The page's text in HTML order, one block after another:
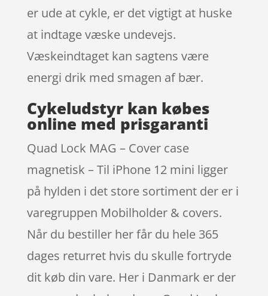
er ude at cykle, er det vigtigt at huske
at indtage væske undevejs.
Væskeindtaget kan sagtens være
energi drik med smagen af bær.
Cykeludstyr kan købes
online med prisgaranti
Quad Lock MAG – Cover case
magnetisk – Til iPhone 12 mini ligger
på hylden i det store sortiment der er i
varegruppen Mobilholder & covers.
Når du bestiller her får du hele 365
dages returret hvis du skulle fortryde
dit køb din vare. Her i Danmark er der